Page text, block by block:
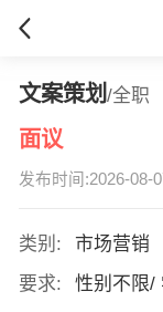
文案策划 /全职
面议
发布时间:2026-08-
类别:
市场营销
要求:
性别不限/